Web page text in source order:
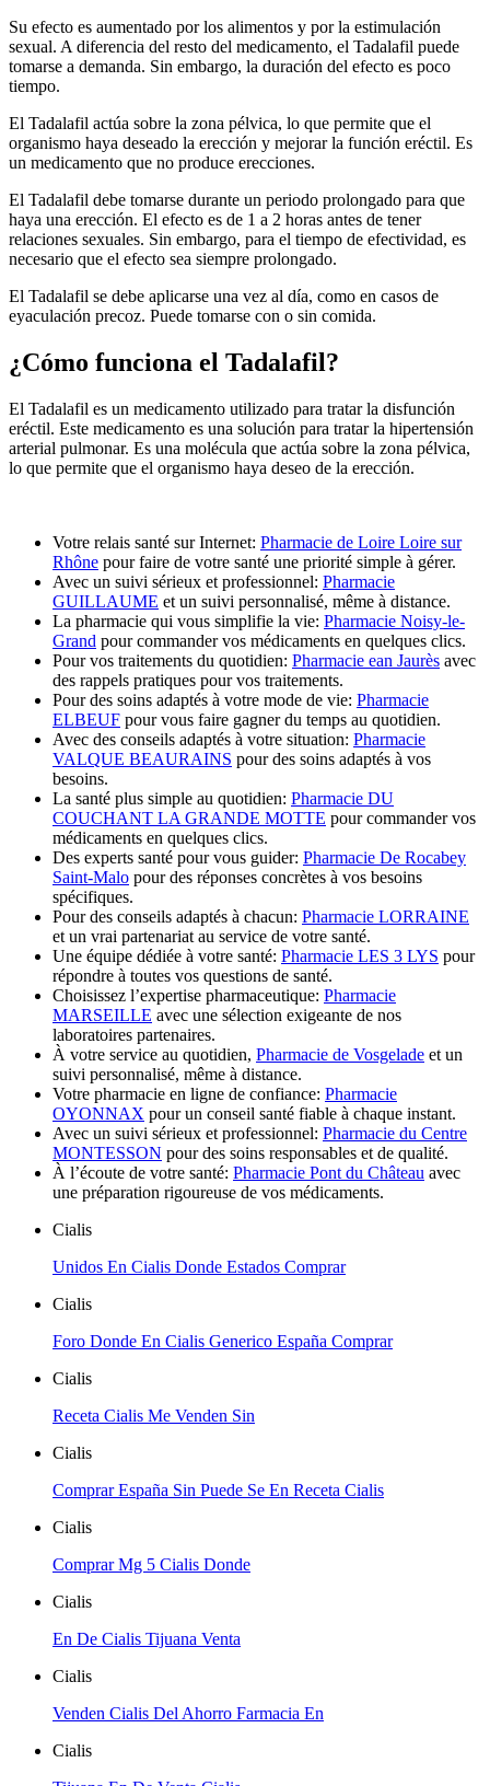
Su efecto es aumentado por los alimentos y por la estimulación
sexual. A diferencia del resto del medicamento, el Tadalafil puede
tomarse a demanda. Sin embargo, la duración del efecto es poco
tiempo.
El Tadalafil actúa sobre la zona pélvica, lo que permite que el
organismo haya deseado la erección y mejorar la función eréctil. Es
un medicamento que no produce erecciones.
El Tadalafil debe tomarse durante un periodo prolongado para que
haya una erección. El efecto es de 1 a 2 horas antes de tener
relaciones sexuales. Sin embargo, para el tiempo de efectividad, es
necesario que el efecto sea siempre prolongado.
El Tadalafil se debe aplicarse una vez al día, como en casos de
eyaculación precoz. Puede tomarse con o sin comida.
¿Cómo funciona el Tadalafil?
El Tadalafil es un medicamento utilizado para tratar la disfunción
eréctil. Este medicamento es una solución para tratar la hipertensión
arterial pulmonar. Es una molécula que actúa sobre la zona pélvica,
lo que permite que el organismo haya deseo de la erección.
Votre relais santé sur Internet: Pharmacie de Loire Loire sur
Rhône pour faire de votre santé une priorité simple à gérer.
Avec un suivi sérieux et professionnel: Pharmacie
GUILLAUME et un suivi personnalisé, même à distance.
La pharmacie qui vous simplifie la vie: Pharmacie Noisy-le-
Grand pour commander vos médicaments en quelques clics.
Pour vos traitements du quotidien: Pharmacie ean Jaurès avec
des rappels pratiques pour vos traitements.
Pour des soins adaptés à votre mode de vie: Pharmacie
ELBEUF pour vous faire gagner du temps au quotidien.
Avec des conseils adaptés à votre situation: Pharmacie
VALQUE BEAURAINS pour des soins adaptés à vos
besoins.
La santé plus simple au quotidien: Pharmacie DU
COUCHANT LA GRANDE MOTTE pour commander vos
médicaments en quelques clics.
Des experts santé pour vous guider: Pharmacie De Rocabey
Saint-Malo pour des réponses concrètes à vos besoins
spécifiques.
Pour des conseils adaptés à chacun: Pharmacie LORRAINE
et un vrai partenariat au service de votre santé.
Une équipe dédiée à votre santé: Pharmacie LES 3 LYS pour
répondre à toutes vos questions de santé.
Choisissez l’expertise pharmaceutique: Pharmacie
MARSEILLE avec une sélection exigeante de nos
laboratoires partenaires.
À votre service au quotidien, Pharmacie de Vosgelade et un
suivi personnalisé, même à distance.
Votre pharmacie en ligne de confiance: Pharmacie
OYONNAX pour un conseil santé fiable à chaque instant.
Avec un suivi sérieux et professionnel: Pharmacie du Centre
MONTESSON pour des soins responsables et de qualité.
À l’écoute de votre santé: Pharmacie Pont du Château avec
une préparation rigoureuse de vos médicaments.
Cialis
Unidos En Cialis Donde Estados Comprar
Cialis
Foro Donde En Cialis Generico España Comprar
Cialis
Receta Cialis Me Venden Sin
Cialis
Comprar España Sin Puede Se En Receta Cialis
Cialis
Comprar Mg 5 Cialis Donde
Cialis
En De Cialis Tijuana Venta
Cialis
Venden Cialis Del Ahorro Farmacia En
Cialis